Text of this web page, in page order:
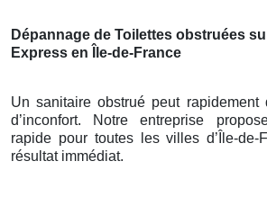
Dépannage de Toilettes obstruées
Express en Île-de-France
Un sanitaire obstrué peut rapidement
d’inconfort. Notre entreprise
rapide pour toutes les villes d’Île-de-
résultat immédiat.